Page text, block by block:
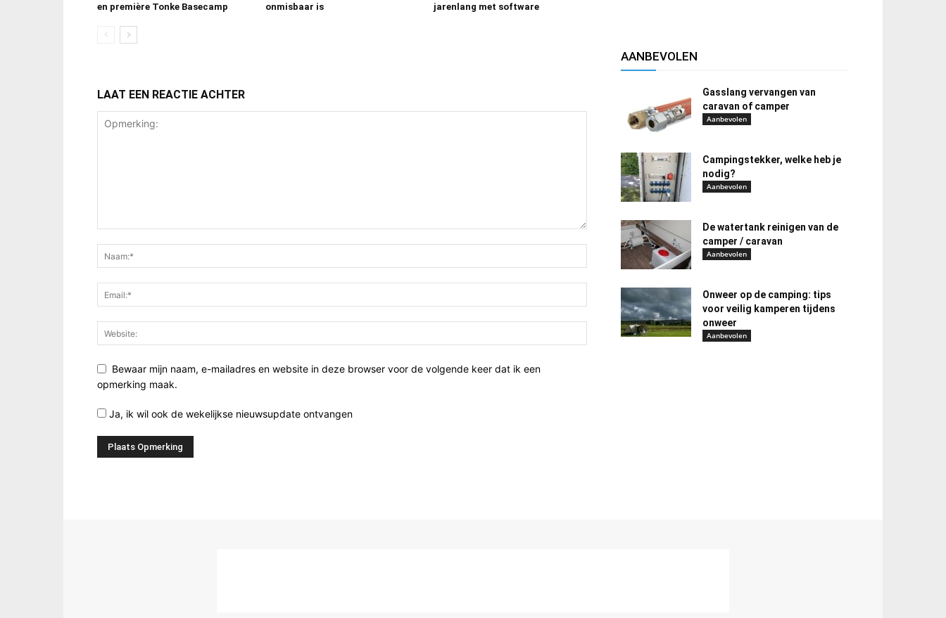
en première Tonke Basecamp
onmisbaar is
jarenlang met software
LAAT EEN REACTIE ACHTER
Bewaar mijn naam, e-mailadres en website in deze browser voor de volgende keer dat ik een
opmerking maak.
Ja, ik wil ook de wekelijkse nieuwsupdate ontvangen
AANBEVOLEN
Gasslang vervangen van
caravan of camper
Aanbevolen
Campingstekker, welke heb je
nodig?
Aanbevolen
De watertank reinigen van de
camper / caravan
Aanbevolen
Onweer op de camping: tips
voor veilig kamperen tijdens
onweer
Aanbevolen